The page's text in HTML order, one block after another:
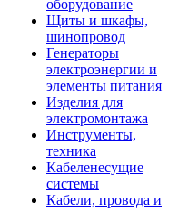
оборудование
Щиты и шкафы,
шинопровод
Генераторы
электроэнергии и
элементы питания
Изделия для
электромонтажа
Инструменты,
техника
Кабеленесущие
системы
Кабели, провода и